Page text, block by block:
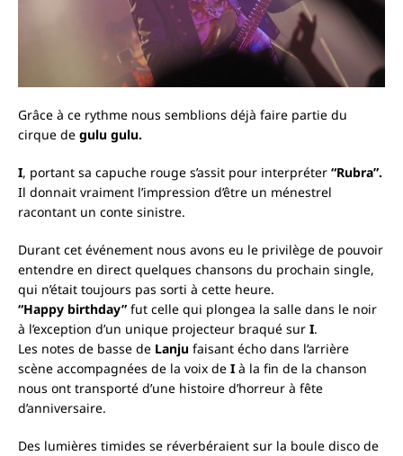
Grâce à ce rythme nous semblions déjà faire partie du
cirque de gulu gulu.
I, portant sa capuche rouge s’assit pour interpréter “Rubra”.
Il donnait vraiment l’impression d’être un ménestrel
racontant un conte sinistre.
Durant cet événement nous avons eu le privilège de pouvoir
entendre en direct quelques chansons du prochain single,
qui n’était toujours pas sorti à cette heure.
“Happy birthday” fut celle qui plongea la salle dans le noir
à l’exception d’un unique projecteur braqué sur I.
Les notes de basse de Lanju faisant écho dans l’arrière
scène accompagnées de la voix de I à la fin de la chanson
nous ont transporté d’une histoire d’horreur à fête
d’anniversaire.
Des lumières timides se réverbéraient sur la boule disco de